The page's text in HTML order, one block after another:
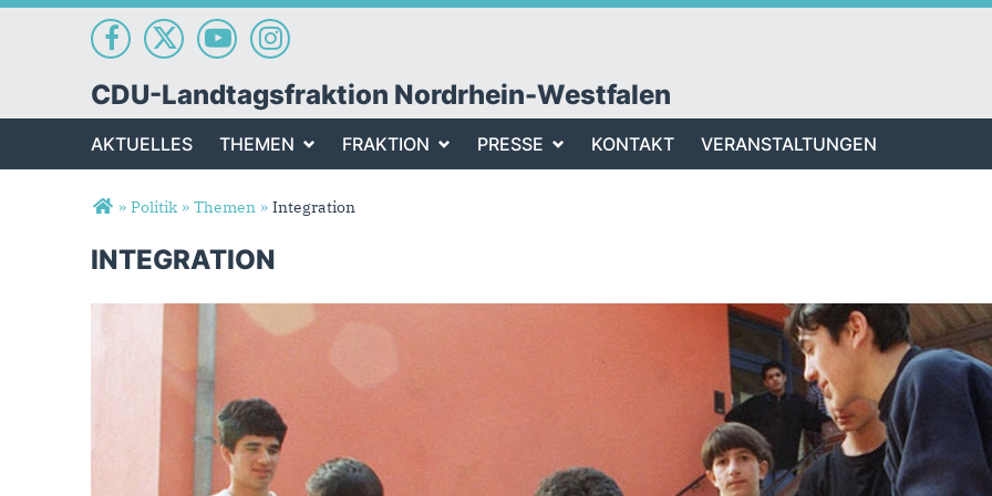
CDU-Landtagsfraktion Nordrhein-Westfalen
AKTUELLES THEMEN FRAKTION PRESSE KONTAKT VERANSTALTUNGEN
Sie sind hier
» Politik » Themen » Integration
INTEGRATION